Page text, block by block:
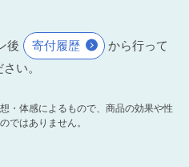
後 寄付履歴
から行って
さい。
・体感によるもので、商品の効果や性
ではありません。